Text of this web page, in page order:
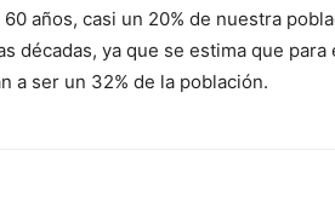
años, casi un 20% de nuestra
décadas, ya que se estima que
a ser un 32% de la población.